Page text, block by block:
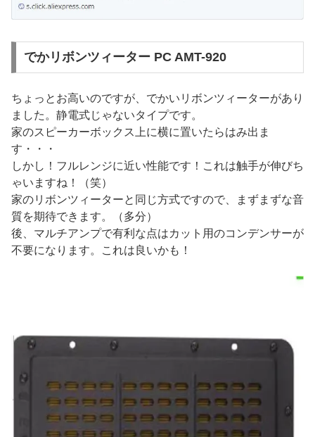
でかリボンツィーター PC AMT-920
ちょっとお高いのですが、でかいリボンツィーターがあり
ました。静電式じゃないタイプです。
家のスピーカーボックス上に横に置いたらはみ出ま
す・・・
しかし！フルレンジに近い性能です！これは触手が伸びち
ゃいますね！（笑）
家のリボンツィーターと同じ方式ですので、まずまずな音
質を期待できます。（多分）
後、マルチアンプで有利な点はカット用のコンデンサーが
不要になります。これは良いかも！